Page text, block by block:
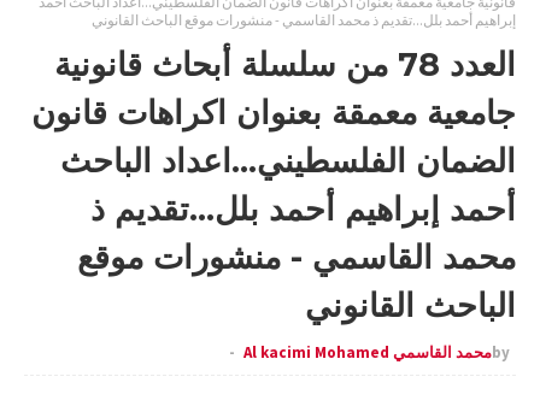
إبراهيم أحمد بلل...تقديم ذ محمد القاسمي - منشورات موقع الباحث القانوني
العدد 78 من سلسلة أبحاث قانونية
جامعية معمقة بعنوان اكراهات قانون
الضمان الفلسطيني...اعداد الباحث
أحمد إبراهيم أحمد بلل...تقديم ذ
محمد القاسمي - منشورات موقع
الباحث القانوني
byمحمد القاسمي Al kacimi Mohamed